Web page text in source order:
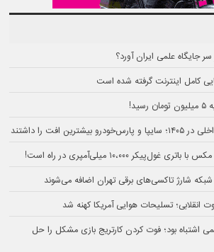
جایگاه علمی ایران آورد؟
کامل اینترنت گرفته شده است
افت را داشتند
شبکه شارژ تاکسی‌های برقی تهران اضافه می‌شوند
انقلابی؛ تسلیحات هوایی آمریکا کهنه شد
اشتباه بود؛ فوت کردن کارتریج بازی مشکل را حل